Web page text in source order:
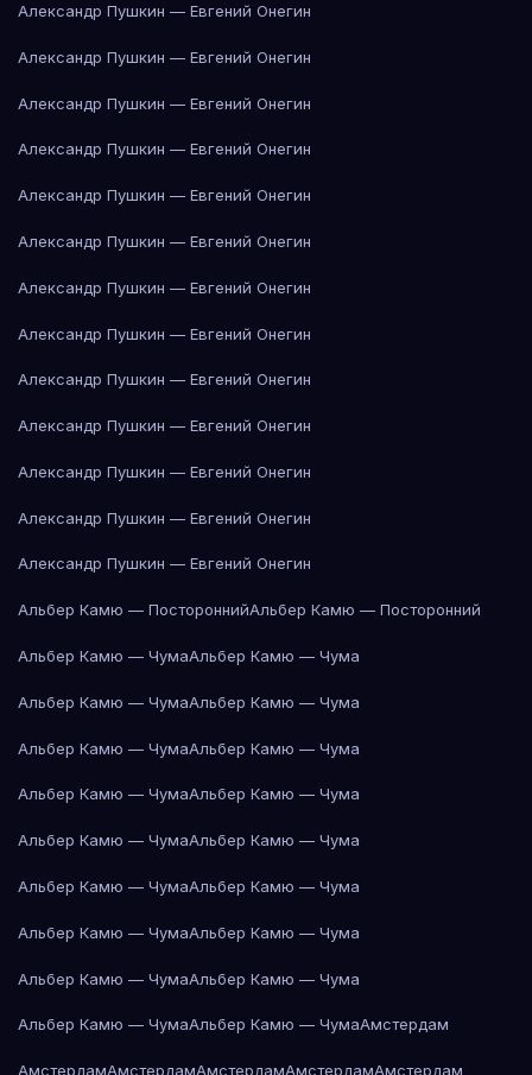
Александр Пушкин — Евгений Онегин
Александр Пушкин — Евгений Онегин
Александр Пушкин — Евгений Онегин
Александр Пушкин — Евгений Онегин
Александр Пушкин — Евгений Онегин
Александр Пушкин — Евгений Онегин
Александр Пушкин — Евгений Онегин
Александр Пушкин — Евгений Онегин
Александр Пушкин — Евгений Онегин
Александр Пушкин — Евгений Онегин
Александр Пушкин — Евгений Онегин
Александр Пушкин — Евгений Онегин
Александр Пушкин — Евгений Онегин
Альбер Камю — ПостороннийАльбер Камю — Посторонний
Альбер Камю — ЧумаАльбер Камю — Чума
Альбер Камю — ЧумаАльбер Камю — Чума
Альбер Камю — ЧумаАльбер Камю — Чума
Альбер Камю — ЧумаАльбер Камю — Чума
Альбер Камю — ЧумаАльбер Камю — Чума
Альбер Камю — ЧумаАльбер Камю — Чума
Альбер Камю — ЧумаАльбер Камю — Чума
Альбер Камю — ЧумаАльбер Камю — Чума
Альбер Камю — ЧумаАльбер Камю — ЧумаАмстердам
АмстердамАмстердамАмстердамАмстердамАмстердам